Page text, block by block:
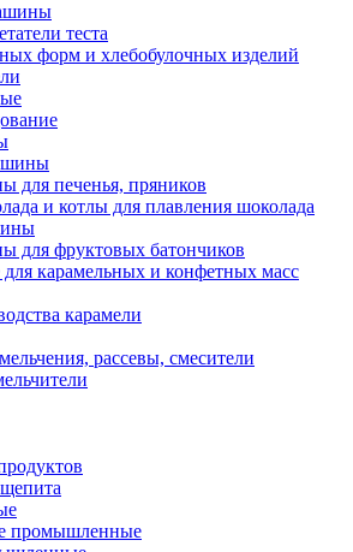
теста
форм и хлебобулочных изделий
печенья, пряников
и котлы для плавления шоколада
для фруктовых батончиков
карамельных и конфетных масс
карамели
рассевы, смесители
промышленные